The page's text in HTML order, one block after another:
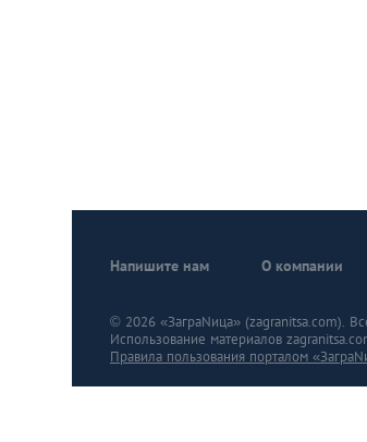
Напишите нам О компании
© 2026 «ЗаграNица» (zagranitsa.com).
Использование материалов
Правила пользования порталом